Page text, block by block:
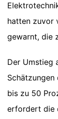
hatten zuvor
gewarnt, die
Der Umstieg
Schätzungen
bis zu 50
erfordert die